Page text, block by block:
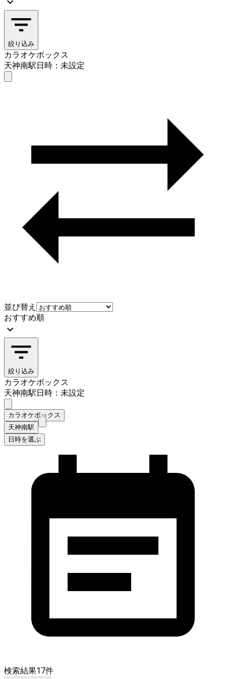
絞り込み
カラオケボックス
天神南駅日時：未設定
並び替え
おすすめ順
絞り込み
カラオケボックス
天神南駅日時：未設定
カラオケボックス
天神南駅
日時を選ぶ
検索結果17件